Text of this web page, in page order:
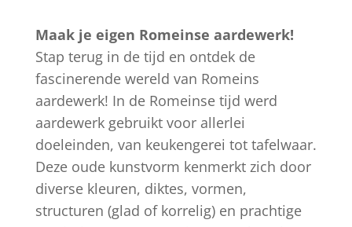
Maak je eigen Romeinse aardewerk!
Stap terug in de tijd en ontdek de
fascinerende wereld van Romeins
aardewerk! In de Romeinse tijd werd
aardewerk gebruikt voor allerlei
doeleinden, van keukengerei tot tafelwaar.
Deze oude kunstvorm kenmerkt zich door
diverse kleuren, diktes, vormen,
structuren (glad of korrelig) en prachtige